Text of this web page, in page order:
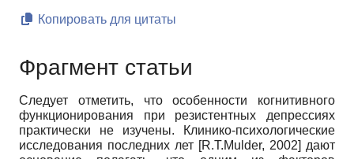
Копировать для цитаты
Фрагмент статьи
Следует отметить, что особенности когнитивного
функционирования при резистентных депрессиях
практически не изучены. Клинико-психологические
исследования последних лет [R.T.Mulder, 2002] дают